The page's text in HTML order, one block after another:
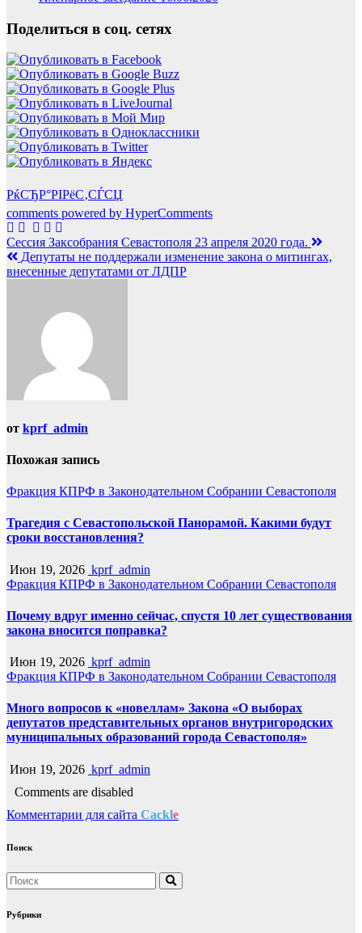
Поделиться в соц. сетях
РќСЂР°РІРёС‚СЃСЏ
comments powered by HyperComments
Навигация
по
Сессия Заксобрания Севастополя 23 апреля 2020 года.
Депутаты не поддержали изменение закона о митингах,
внесенные депутатами от ЛДПР
от kprf_admin
Похожая запись
Фракция КПРФ в Законодательном Собрании Севастополя
Трагедия с Севастопольской Панорамой. Какими будут
сроки восстановления?
Июн 19, 2026 kprf_admin
Фракция КПРФ в Законодательном Собрании Севастополя
Почему вдруг именно сейчас, спустя 10 лет существования
закона вносится поправка?
Июн 19, 2026 kprf_admin
Фракция КПРФ в Законодательном Собрании Севастополя
Много вопросов к «новеллам» Закона «О выборах
депутатов представительных органов внутригородских
муниципальных образований города Севастополя»
Июн 19, 2026 kprf_admin
Comments are disabled
Комментарии для сайта Cackle
Поиск
Рубрики